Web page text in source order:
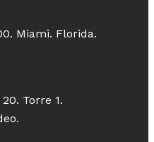
Miami. Florida.
Torre 1.